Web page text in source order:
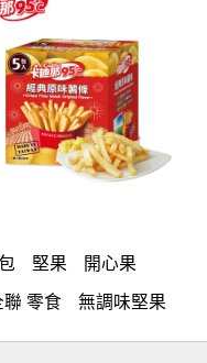
堅果 開心果
聯 零食 無調味堅果
堅穀力 綜合纖果